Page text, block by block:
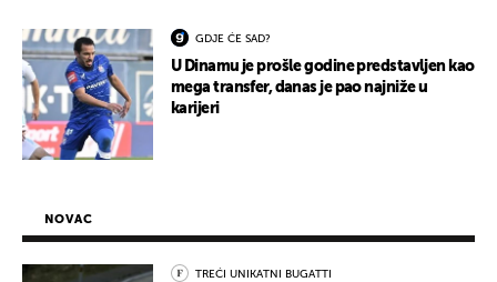
GDJE ĆE SAD?
U Dinamu je prošle godine predstavljen kao
mega transfer, danas je pao najniže u
karijeri
NOVAC
TREĆI UNIKATNI BUGATTI